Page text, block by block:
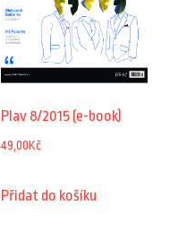
Plav 8/2015 (e-book)
49,00Kč
Přidat do košíku